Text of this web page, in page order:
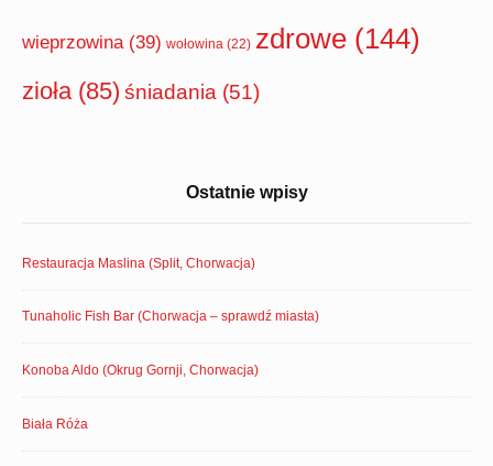
wieprzowina (39) wołowina (22) zdrowe (144)
zioła (85) śniadania (51)
Ostatnie wpisy
Restauracja Maslina (Split, Chorwacja)
Tunaholic Fish Bar (Chorwacja – sprawdź miasta)
Konoba Aldo (Okrug Gornji, Chorwacja)
Biała Róża